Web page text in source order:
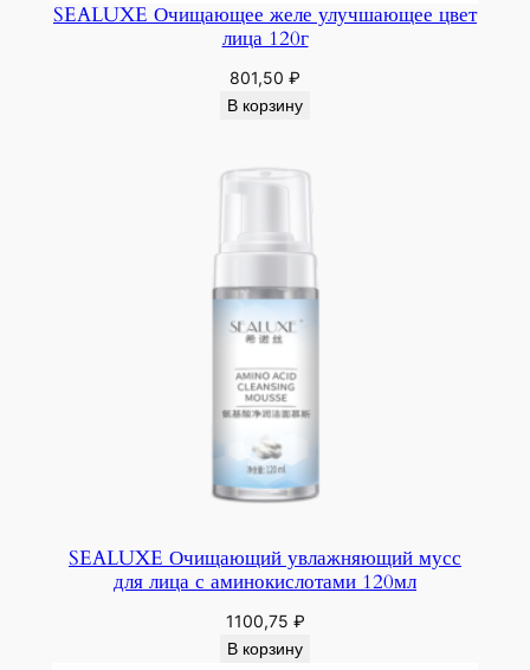
SEALUXE Очищающее желе улучшающее цвет
лица 120г
801,50 ₽
В корзину
SEALUXE Очищающий увлажняющий мусс
для лица с аминокислотами 120мл
1100,75 ₽
В корзину